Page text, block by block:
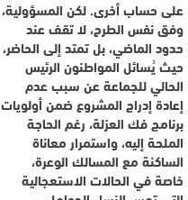
على حساب أخرى. لكن المسؤولية،
وفق نفس الطرح، لا تقف عند
حدود الماضي، بل تمتد إلى الحاضر،
حيث يُسائل المواطنون الرئيس
الحالي للجماعة عن سبب عدم
إعادة إدراج المشروع ضمن أولويات
برنامج فك العزلة، رغم الحاجة
الملحة إليه، واستمرار معاناة
الساكنة مع المسالك الوعرة،
خاصة في الحالات الاستعجالية